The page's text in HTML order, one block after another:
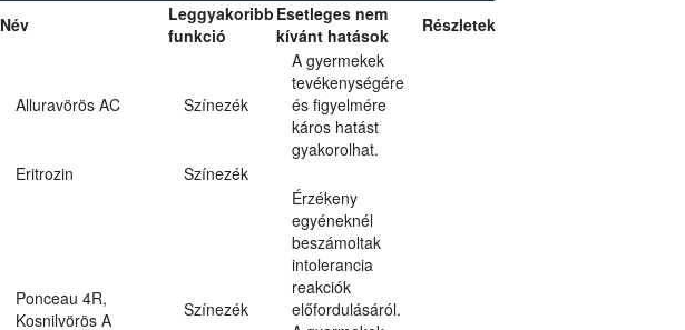
Név
Leggyakoribb
funkció
Esetleges nem
kívánt hatások
Részletek
Alluravörös AC Színezék
A gyermekek
tevékenységére
és figyelmére
káros hatást
gyakorolhat.
Eritrozin Színezék
Ponceau 4R,
Kosnilvörös A
Színezék
Érzékeny
egyéneknél
beszámoltak
intolerancia
reakciók
előfordulásáról.